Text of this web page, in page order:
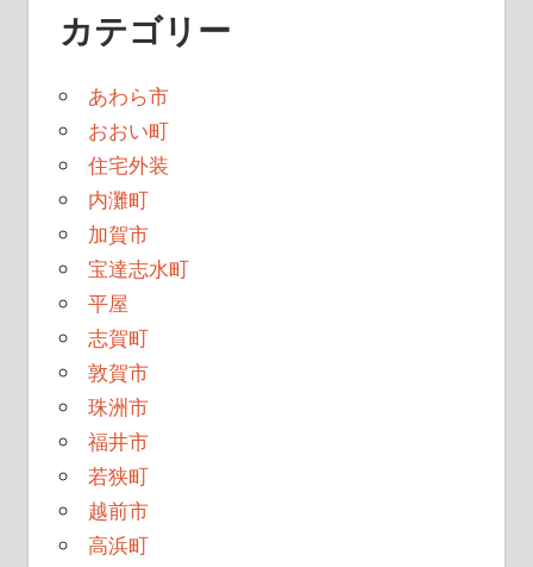
カテゴリー
あわら市
おおい町
住宅外装
内灘町
加賀市
宝達志水町
平屋
志賀町
敦賀市
珠洲市
福井市
若狭町
越前市
高浜町